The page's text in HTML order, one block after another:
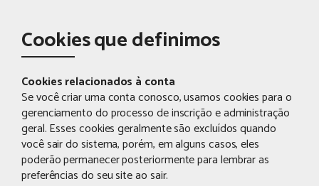
Cookies que definimos
Cookies relacionados à conta
Se você criar uma conta conosco, usamos cookies para o
gerenciamento do processo de inscrição e administração
geral. Esses cookies geralmente são excluídos quando
você sair do sistema, porém, em alguns casos, eles
poderão permanecer posteriormente para lembrar as
preferências do seu site ao sair.